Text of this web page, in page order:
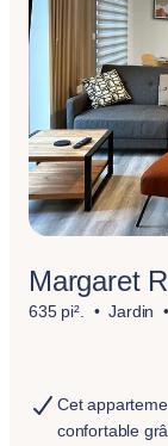
Margaret
635 pi². Jardin
Cet
confortable